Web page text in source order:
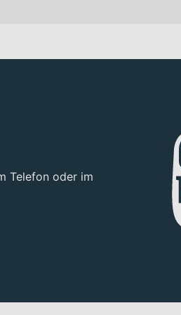
Centerline Rotor vorne und 200
unterstützt dich
ready für moderne Setups mit
dir maximale
schiebt. Gespeist wird das
Telefon oder im